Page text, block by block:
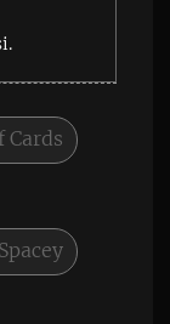
Cards